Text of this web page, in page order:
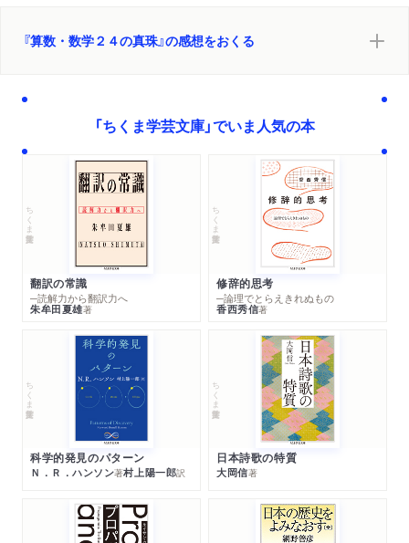
『算数・数学２４の真珠』の感想をおくる
「ちくま学芸文庫」でいま人気の本
ちくま学芸文庫
翻訳の常識
─読解力から翻訳力へ
朱牟田夏雄著
ちくま学芸文庫
修辞的思考
─論理でとらえきれぬもの
香西秀信著
ちくま学芸文庫
科学的発見のパターン
Ｎ．Ｒ．ハンソン著村上陽一郎訳
ちくま学芸文庫
日本詩歌の特質
大岡信著